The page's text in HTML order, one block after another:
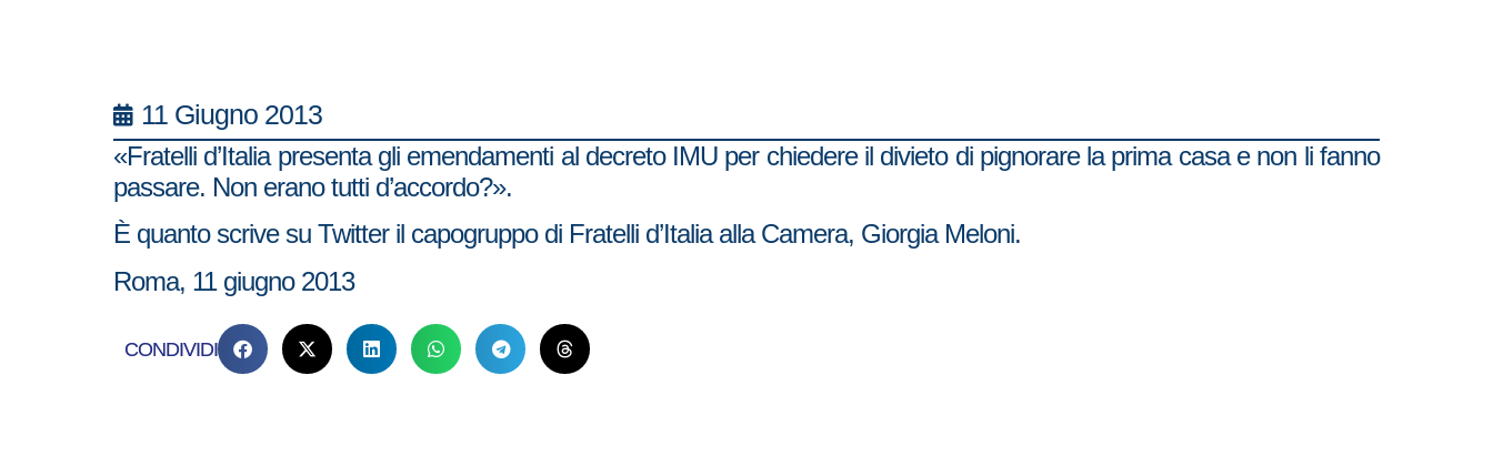
11 Giugno 2013
«Fratelli d’Italia presenta gli emendamenti al decreto IMU per chiedere il divieto di pignorare la prima casa e non li fanno
passare. Non erano tutti d’accordo?».
È quanto scrive su Twitter il capogruppo di Fratelli d’Italia alla Camera, Giorgia Meloni.
Roma, 11 giugno 2013
CONDIVIDI